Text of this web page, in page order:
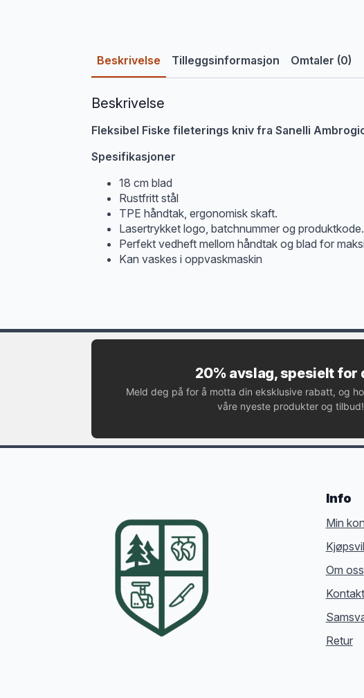
Beskrivelse Tilleggsinformasjon Omtaler (0)
Beskrivelse
Fleksibel Fiske fileterings kniv fra Sanelli
Spesifikasjoner
18 cm blad
Rustfritt stål
TPE håndtak, ergonomisk skaft.
Lasertrykket logo, batchnummer og produktkode.
Perfekt vedheft mellom håndtak og blad for
Kan vaskes i oppvaskmaskin
20% avslag, spesielt for
Meld deg på for å motta din eksklusive rabatt, og
våre nyeste produkter og tilbud!
Info
Min
Om oss
Retur